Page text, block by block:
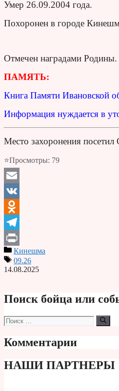
Умер 26.09.2004 года.
Похоронен в городе
Отмечен наградами Родины.
ПАМЯТЬ:
Книга Памяти Ивановской
Информация нуждается в
Место захоронения посетил
⭐Просмотры: 79
Email
VK
Odnoklassniki
Telegram
PrintКинешма
09.26
14.08.2025
Поиск бойца или
Поиск:
Комментарии
НАШИ ПАРТНЕРЫ